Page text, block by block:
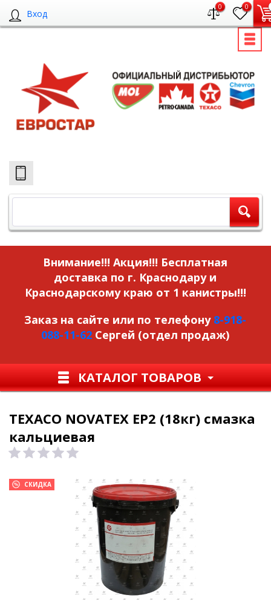
Вход
0 0
Внимание!!! Акция!!! Бесплатная
доставка по г. Краснодару и
Краснодарскому краю от 1 канистры!!!
Заказ на сайте или по телефону 8-918-
088-11-62 Сергей (отдел продаж)
КАТАЛОГ ТОВАРОВ
TEXACO NOVATEX EP2 (18кг) смазка
кальциевая
СКИДКА